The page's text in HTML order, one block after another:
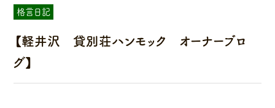
格言日記
【軽井沢 貸別荘ハンモック オーナーブロ
グ】